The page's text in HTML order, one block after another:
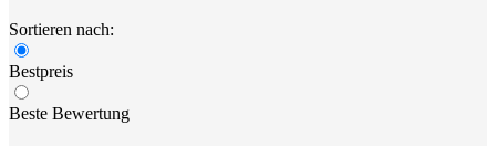
Sortieren nach:
Bestpreis
Beste Bewertung